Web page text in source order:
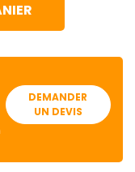
DEMANDER
UN DEVIS